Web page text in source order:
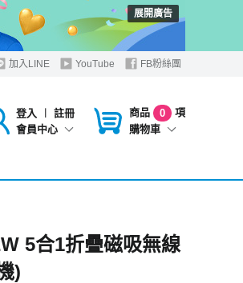
展開廣告
加入LINE YouTube FB粉絲團
登入 ︱
註冊
會員中心
商品 0
項
購物車
5合1折疊磁吸無線
)